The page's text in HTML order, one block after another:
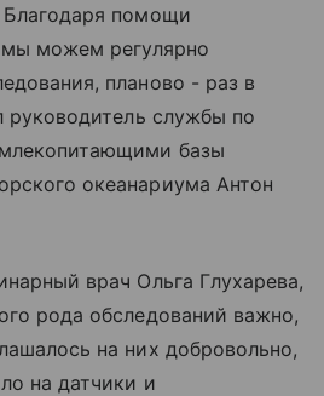
помощи
можем регулярно
планово - раз в
руководитель службы по
базы
океанариума Антон
врач Ольга Глухарева,
рода обследований важно,
на них добровольно,
на датчики и